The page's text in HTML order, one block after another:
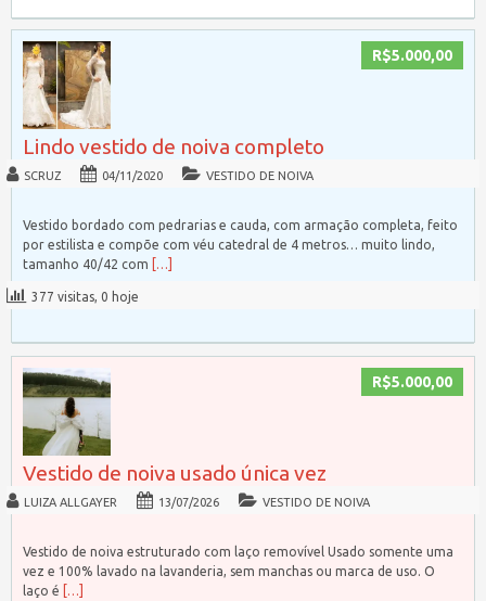
R$5.000,00
Lindo vestido de noiva completo
SCRUZ 04/11/2020 VESTIDO DE NOIVA
Vestido bordado com pedrarias e cauda, com armação completa, feito
por estilista e compõe com véu catedral de 4 metros… muito lindo,
tamanho 40/42 com
[…]
377 visitas, 0 hoje
R$5.000,00
Vestido de noiva usado única vez
LUIZA ALLGAYER 13/07/2026 VESTIDO DE NOIVA
Vestido de noiva estruturado com laço removível Usado somente uma
vez e 100% lavado na lavanderia, sem manchas ou marca de uso. O
laço é
[…]